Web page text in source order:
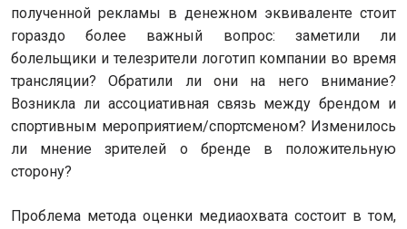
полученной рекламы в денежном эквиваленте стоит
гораздо более важный вопрос: заметили ли
болельщики и телезрители логотип компании во время
трансляции? Обратили ли они на него внимание?
Возникла ли ассоциативная связь между брендом и
спортивным мероприятием/спортсменом? Изменилось
ли мнение зрителей о бренде в положительную
сторону?
Проблема метода оценки медиаохвата состоит в том,